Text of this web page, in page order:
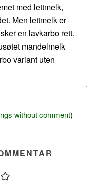
med lettmelk,
Men lettmelk er
en lavkarbo rett.
mandelmelk
variant uten
without comment)